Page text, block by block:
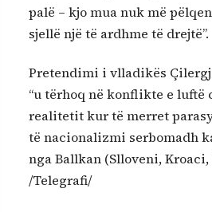
palë – kjo mua nuk më
sjellë një të ardhme të drejtë”.
Pretendimi i vlladikës
“u tërhoq në konflikte e luftë
realitetit kur të merret
të nacionalizmi serbomadh
nga Ballkan (Slloveni, Kroaci,
/Telegrafi/